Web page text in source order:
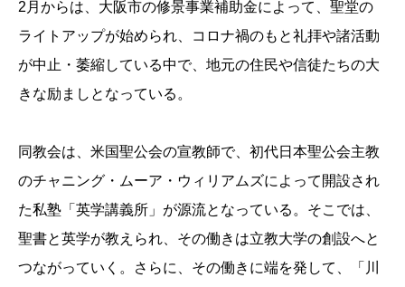
2月からは、大阪市の修景事業補助金によって、聖堂の
ライトアップが始められ、コロナ禍のもと礼拝や諸活動
が中止・萎縮している中で、地元の住民や信徒たちの大
きな励ましとなっている。
同教会は、米国聖公会の宣教師で、初代日本聖公会主教
のチャニング・ムーア・ウィリアムズによって開設され
た私塾「英学講義所」が源流となっている。そこでは、
聖書と英学が教えられ、その働きは立教大学の創設へと
つながっていく。さらに、その働きに端を発して、「川